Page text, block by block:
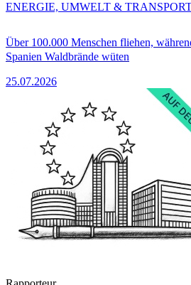
Über 100.000 Menschen fliehen,
Spanien Waldbrände wüten
25.07.2026
ENERGIE, UMWELT &